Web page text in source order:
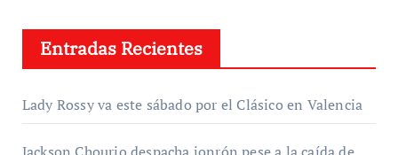
Entradas Recientes
Lady Rossy va este sábado por el Clásico en Valencia